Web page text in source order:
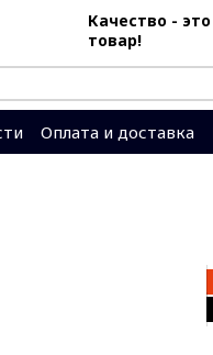
Качество -
товар!
Оплата и доставка
Система скидок